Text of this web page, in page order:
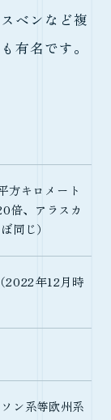
ベンなど複
有名です。
方キロメート
倍、アラスカ
同じ）
2022年12月時
ン系等欧州系